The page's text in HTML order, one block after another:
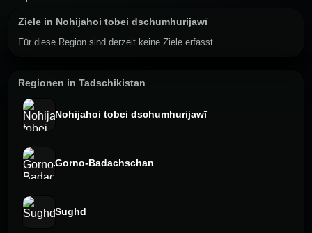
Ziele in Nohijahoi tobei dschumhurijawī
Für diese Region sind derzeit keine Ziele erfasst.
Regionen in Tadschikistan
Nohijahoi tobei dschumhurijawī
Gorno-Badachschan
Sughd